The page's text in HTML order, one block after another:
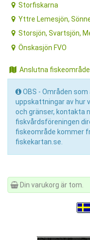
Storfiskarna
Yttre Lemesjön,
Storsjön, Svartsjön,
Önskasjön FVO
Anslutna
OBS - Områden
uppskattningar av hur
och gränser, kontakta
fiskvårdsföreningen
fiskeområde kommer
fiskekartan.se.
Din varukorg är tom.